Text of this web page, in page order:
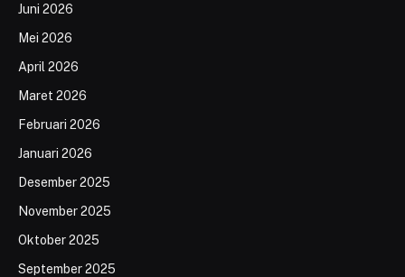
Juni 2026
Mei 2026
April 2026
Maret 2026
Februari 2026
Januari 2026
Desember 2025
November 2025
Oktober 2025
September 2025